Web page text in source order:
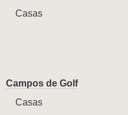
Casas
Campos de Golf
Casas